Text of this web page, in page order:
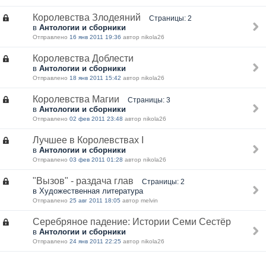
Королевства Злодеяний Страницы: 2
в Антологии и сборники
Отправлено 16 янв 2011 19:36 автор nikola26
Королевства Доблести
в Антологии и сборники
Отправлено 18 янв 2011 15:42 автор nikola26
Королевства Магии Страницы: 3
в Антологии и сборники
Отправлено 02 фев 2011 23:48 автор nikola26
Лучшее в Королевствах I
в Антологии и сборники
Отправлено 03 фев 2011 01:28 автор nikola26
"Вызов" - раздача глав Страницы: 2
в Художественная литература
Отправлено 25 авг 2011 18:05 автор melvin
Серебряное падение: Истории Семи Сестёр
в Антологии и сборники
Отправлено 24 янв 2011 22:25 автор nikola26